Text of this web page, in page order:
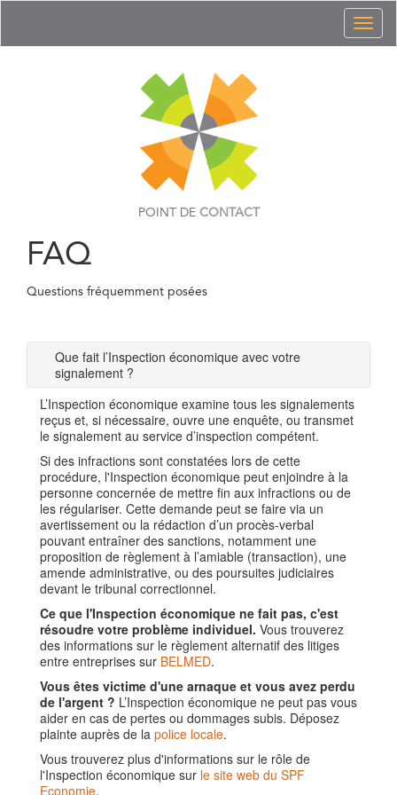
POINT DE CONTACT
FAQ
Questions fréquemment posées
Que fait l’Inspection économique avec votre
signalement ?
L’Inspection économique examine tous les signalements
reçus et, si nécessaire, ouvre une enquête, ou transmet
le signalement au service d’inspection compétent.
Si des infractions sont constatées lors de cette
procédure, l'Inspection économique peut enjoindre à la
personne concernée de mettre fin aux infractions ou de
les régulariser. Cette demande peut se faire via un
avertissement ou la rédaction d’un procès-verbal
pouvant entraîner des sanctions, notamment une
proposition de règlement à l’amiable (transaction), une
amende administrative, ou des poursuites judiciaires
devant le tribunal correctionnel.
Ce que l'Inspection économique ne fait pas, c'est
résoudre votre problème individuel. Vous trouverez
des informations sur le règlement alternatif des litiges
entre entreprises sur BELMED.
Vous êtes victime d'une arnaque et vous avez perdu
de l'argent ? L’Inspection économique ne peut pas vous
aider en cas de pertes ou dommages subis. Déposez
plainte auprès de la police locale.
Vous trouverez plus d'informations sur le rôle de
l'Inspection économique sur le site web du SPF
Economie.